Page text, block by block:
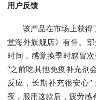
用户反馈
该产品在市场上获得
堂海外旗舰店》有售。
时间，感觉换季时感冒
“之前吃其他免疫补充剂
反应，长期补充很安心”
夜，服用这款后，疲劳感